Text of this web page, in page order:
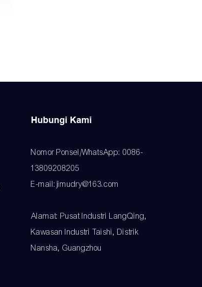
Hubungi Kami
Nomor Ponsel/WhatsApp: 0086-
13809208205
E-mail:jimudry@163.com
Alamat: Pusat Industri LangQing,
Kawasan Industri Taishi, Distrik
Nansha, Guangzhou